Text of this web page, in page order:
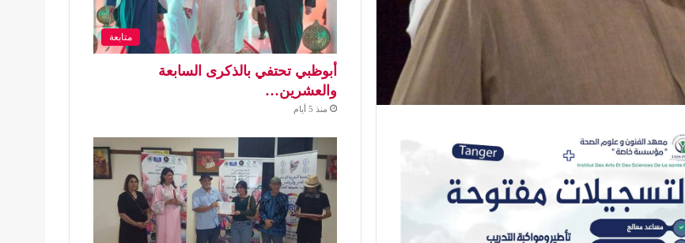
متابعة
أبوظبي تحتفي بالذكرى السابعة
والعشرين…
منذ 5 أيام